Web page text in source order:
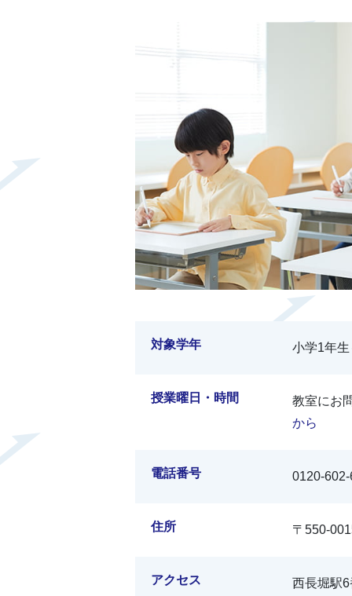
対象学年 小学1年
授業曜日・時間 教室にお
から
電話番号 0120-602-
住所 〒550-
アクセス
西長堀駅